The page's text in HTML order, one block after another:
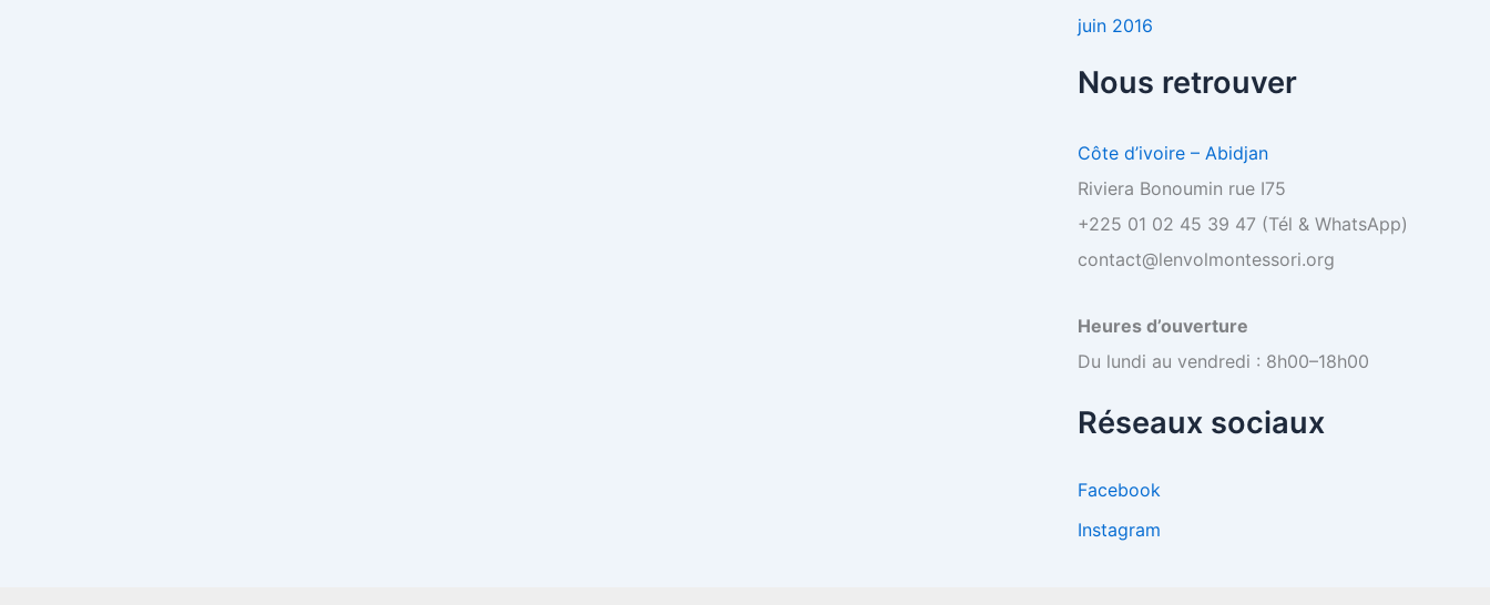
juin 2016
Nous retrouver
Côte d’ivoire – Abidjan
Riviera Bonoumin rue I75
+225 01 02 45 39 47 (Tél & WhatsApp)
contact@lenvolmontessori.org
Heures d’ouverture
Du lundi au vendredi : 8h00–18h00
Réseaux sociaux
Facebook
Instagram